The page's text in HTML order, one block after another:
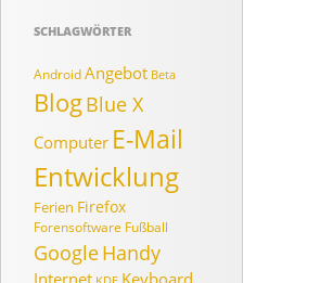
SCHLAGWÖRTER
Android Angebot Beta
BlogBlue X
Computer E-Mail
Entwicklung
Ferien Firefox
Forensoftware Fußball
GoogleHandy